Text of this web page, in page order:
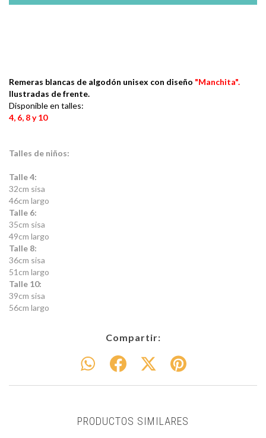
Remeras blancas de algodón unisex con diseño "Manchita".
Ilustradas de frente.
Disponible en talles:
4, 6, 8 y 10
Talles de niños:
Talle 4:
32cm sisa
46cm largo
Talle 6:
35cm sisa
49cm largo
Talle 8:
36cm sisa
51cm largo
Talle 10:
39cm sisa
56cm largo
Compartir:
PRODUCTOS SIMILARES